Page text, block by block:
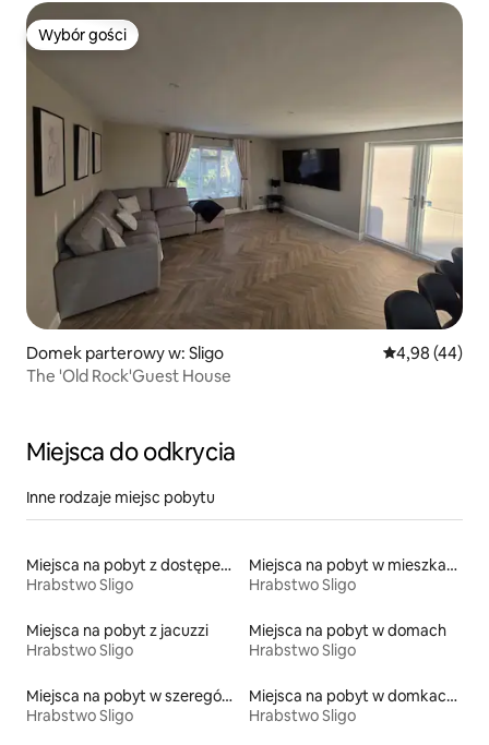
Wybór gości
Wybór gości
Domek parterowy w: Sligo Średnia
4,98 (44)
The 'Old Rock'Guest House
Miejsca do odkrycia
Inne rodzaje miejsc pobytu
Miejsca na pobyt z dostępem do plaży
Hrabstwo Sligo
Miejsca na pobyt w mieszkaniach typu condo
Hrabstwo Sligo
Miejsca na pobyt z jacuzzi
Hrabstwo Sligo
Miejsca na pobyt w domach
Hrabstwo Sligo
Miejsca na pobyt w szeregówkach
Hrabstwo Sligo
Miejsca na pobyt w domkach gościnnych
Hrabstwo Sligo